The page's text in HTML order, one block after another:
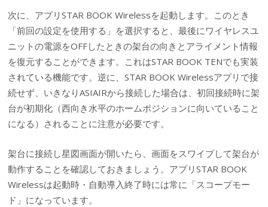
次に、アプリSTAR BOOK Wirelessを起動します。このとき
「前回の設定を使用する」を選択すると、最後にワイヤレスユ
ニットの電源をOFFしたときの架台の向きとアライメント情報
を復元することができます。これはSTAR BOOK TENでも実装
されている機能です。逆に、STAR BOOK Wirelessアプリで接
続せず、いきなりASIAIRから接続した場合は、初回接続時に架
台が初期化（西向き水平のホームポジションに向いていること
になる）されることに注意が必要です。
架台に接続し星図画面が開いたら、画面をスワイプして架台が
動作することを確認しておきましょう。アプリSTAR BOOK
Wirelessは起動時・自動導入終了時には常に「スコープモー
ド」になっています。